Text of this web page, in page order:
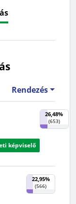
Rendezés
képviselő
26,48%
(653)
22,95%
(566)